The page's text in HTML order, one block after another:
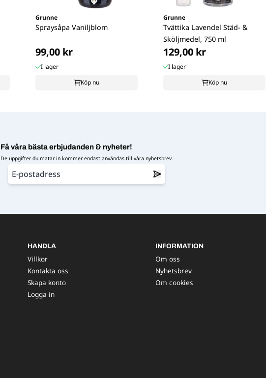
Grunne
Spraysåpa Vaniljblom
99,00 kr
I lager
Köp nu
Grunne
Tvättika Lavendel Städ- &
Sköljmedel, 750 ml
129,00 kr
I lager
Köp nu
Få våra bästa erbjudanden & nyheter!
De uppgifter du matar in kommer endast användas till våra nyhetsbrev.
HANDLA
Villkor
Kontakta oss
Skapa konto
Logga in
INFORMATION
Om oss
Nyhetsbrev
Om cookies